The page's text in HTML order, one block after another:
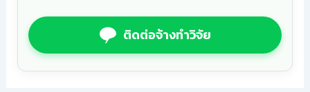
ติดต่อจ้างทำวิจัย